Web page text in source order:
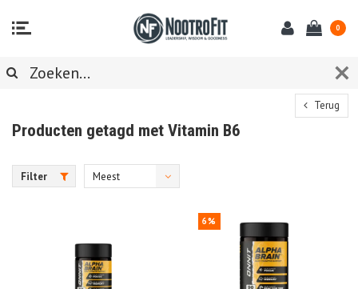
0
Terug
Producten getagd met Vitamin B6
Filter
Meest
6%